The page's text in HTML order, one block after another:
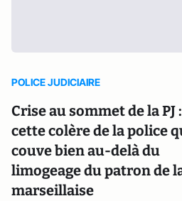
POLICE JUDICIAIRE
Crise au sommet de la PJ :
cette colère de la police
couve bien au-delà du
limogeage du patron de
marseillaise